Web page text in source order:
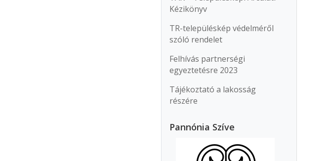
Kézikönyv
TR-településkép védelméről
szóló rendelet
Felhívás partnerségi
egyeztetésre 2023
Tájékoztató a lakosság
részére
Pannónia Szíve